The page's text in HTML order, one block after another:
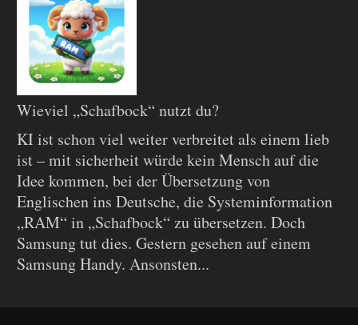
Wieviel „Schafbock“ nutzt du?
KI ist schon viel weiter verbreitet als einem lieb
ist – mit sicherheit würde kein Mensch auf die
Idee kommen, bei der Übersetzung von
Englischen ins Deutsche, die Systeminformation
„RAM“ in „Schafbock“ zu übersetzen. Doch
Samsung tut dies. Gestern gesehen auf einem
Samsung Handy. Ansonsten...